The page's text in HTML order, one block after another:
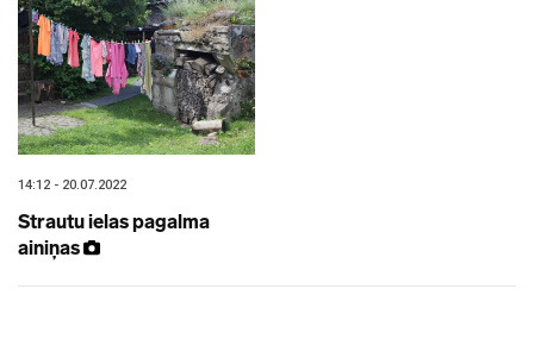
14:12 - 20.07.2022
Strautu ielas pagalma
ainiņas